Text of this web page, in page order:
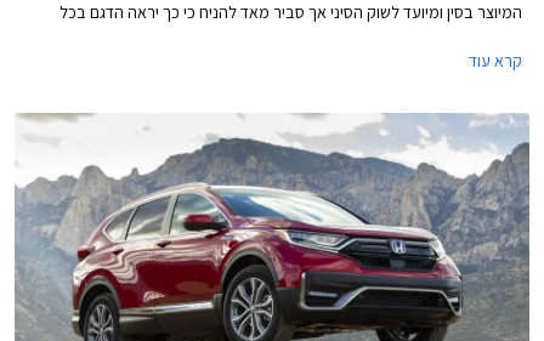
המיוצר בסין ומיועד לשוק הסיני אך סביר מאד להניח כי כך יראה הדגם בכל
קרא עוד